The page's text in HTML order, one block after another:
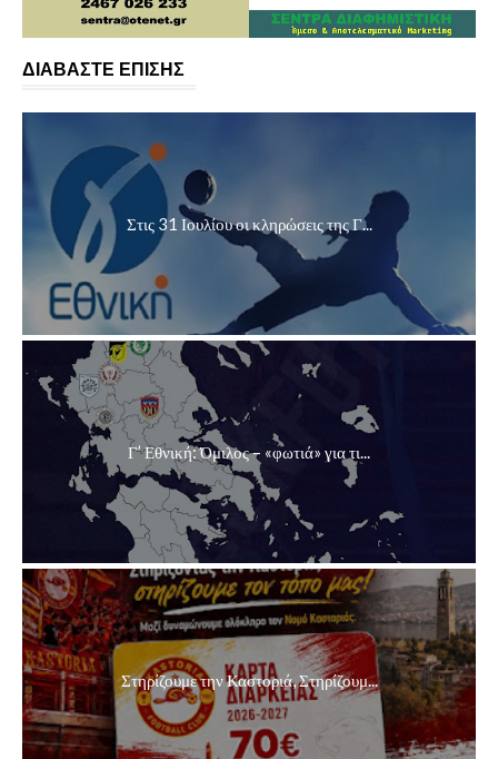
ΔΙΑΒΑΣΤΕ ΕΠΙΣΗΣ
Στις 31 Ιουλίου οι κληρώσεις της Γ...
Γ’ Εθνική: Όμιλος – «φωτιά» για τι...
Στηρίζουμε την Καστοριά, Στηρίζουμ...